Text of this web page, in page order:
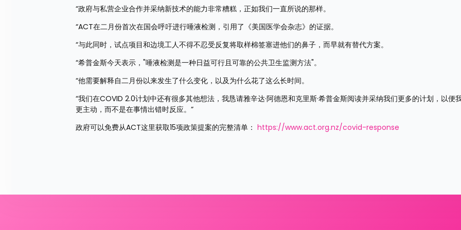
“政府与私营企业合作并采纳新技术的能力非常糟糕，正如我们一直所说的那样。
“ACT在二月份首次在国会呼吁进行唾液检测，引用了《美国医学会杂志》的证据。
“与此同时，试点项目和边境工人不得不忍受反复将取样棉签塞进他们的鼻子，而早就有替代方案。
“希普金斯今天表示，"唾液检测是一种日益可行且可靠的公共卫生监测方法"。
“他需要解释自二月份以来发生了什么变化，以及为什么花了这么长时间。
“我们在COVID 2.0计划中还有很多其他想法，我恳请雅辛达·阿德恩和克里斯·希普金斯阅读并采纳我们更多的计划，以便
更主动，而不是在事情出错时反应。”
政府可以免费从ACT这里获取15项政策提案的完整清单： https://www.act.org.nz/covid-response